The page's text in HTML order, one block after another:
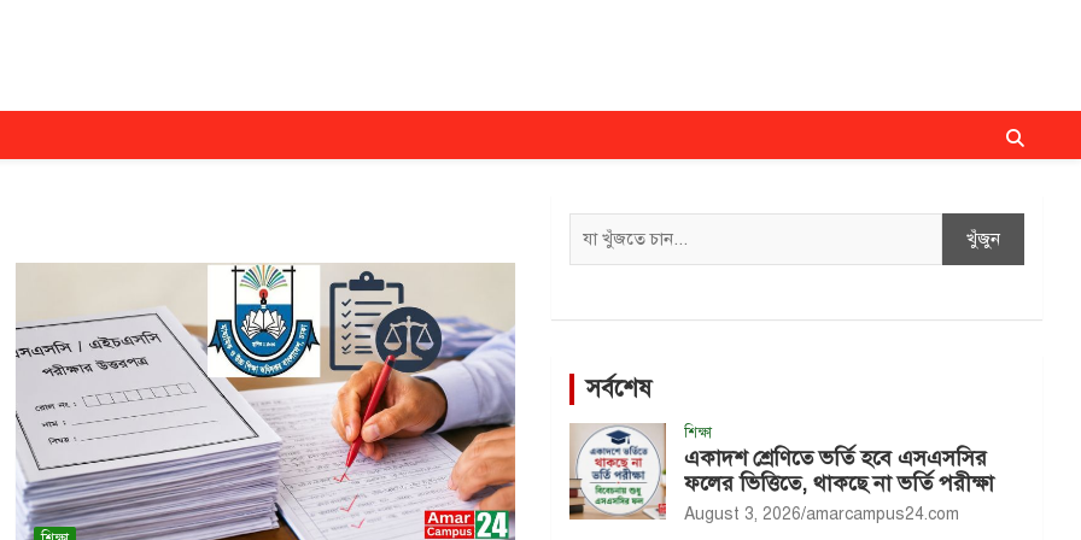
Search
খুঁজুন
সর্বশেষ
শিক্ষা
একাদশ শ্রেণিতে ভর্তি হবে এসএসসির
ফলের ভিত্তিতে, থাকছে না ভর্তি পরীক্ষা
August 3, 2026 amarcampus24.com